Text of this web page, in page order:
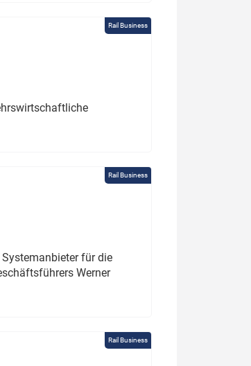
Rail Business
Rail Business
für die
Werner
Rail Business